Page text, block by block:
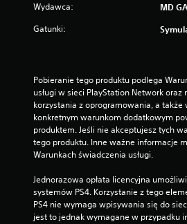
Wydawca: MD
Gatunki:
Pobieranie tego produktu podlega
usługi w sieci PlayStation Network oraz
korzystania z oprogramowania, a także
konkretnym warunkom dodatkowym
produktem. Jeśli nie akceptujesz tych
tego produktu. Inne ważne informacje
Warunkach świadczenia usługi.
Jednorazowa opłata licencyjna
systemów PS4. Korzystanie z tego
PS4 nie wymaga wpisywania się do
jest to jednak wymagane w przypadku